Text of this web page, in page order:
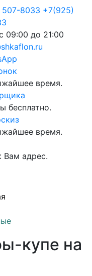
8033 +7(925)
09:00 до 21:00
время.
бесплатно.
время.
Вам адрес.
купе на